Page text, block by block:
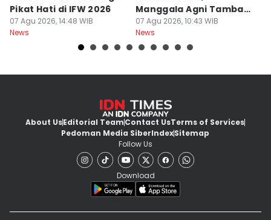
Pikat Hati di IFW 2026
07 Agu 2026, 14:48 WIB
News
Manggala Agni Tambah
Regu Pemadam
07 Agu 2026, 10:43 WIB
News
About UsEditorial TeamContact UsTerms of Services
Pedoman Media SiberIndexSitemap
Follow Us
Download